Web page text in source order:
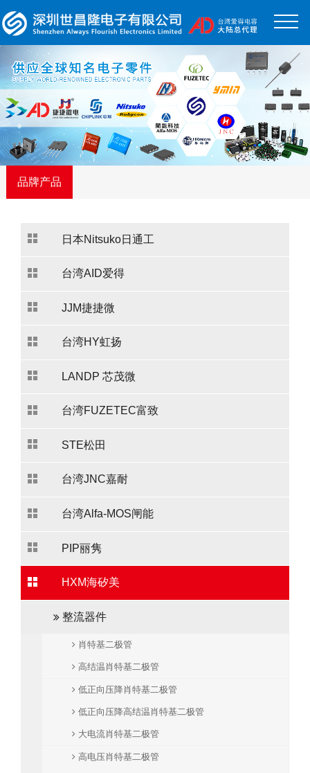
品牌产品
日本Nitsuko日通工
台湾AID爱得
JJM捷捷微
台湾HY虹扬
LANDP 芯茂微
台湾FUZETEC富致
STE松田
台湾JNC嘉耐
台湾Alfa-MOS闸能
PIP丽隽
HXM海矽美
整流器件
肖特基二极管
高结温肖特基二极管
低正向压降肖特基二极管
低正向压降高结温肖特基二极管
大电流肖特基二极管
高电压肖特基二极管